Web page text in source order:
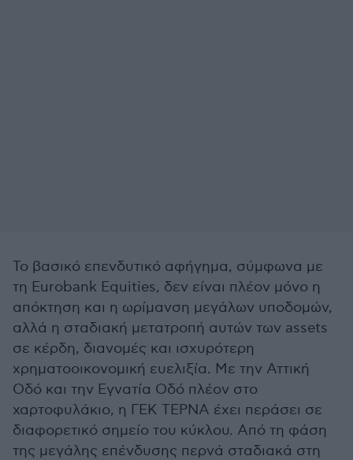
Το βασικό επενδυτικό αφήγημα, σύμφωνα με
τη Eurobank Equities, δεν είναι πλέον μόνο η
απόκτηση και η ωρίμανση μεγάλων υποδομών,
αλλά η σταδιακή μετατροπή αυτών των assets
σε κέρδη, διανομές και ισχυρότερη
χρηματοοικονομική ευελιξία. Με την Αττική
Οδό και την Εγνατία Οδό πλέον στο
χαρτοφυλάκιο, η ΓΕΚ ΤΕΡΝΑ έχει περάσει σε
διαφορετικό σημείο του κύκλου. Από τη φάση
της μεγάλης επένδυσης περνά σταδιακά στη